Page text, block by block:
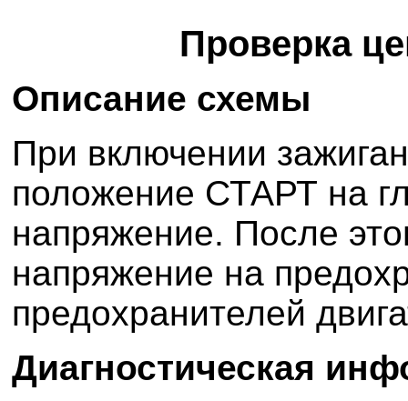
Проверка
Описание схемы
При включении
положение СТАРТ на
напряжение. После
напряжение на
предохранителей
Диагностическая